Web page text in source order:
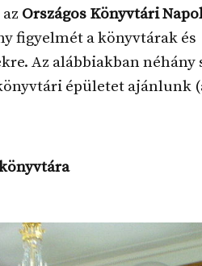
Országos Könyvtári
figyelmét a könyvtárak és
Az alábbiakban néhány
épületet ajánlunk